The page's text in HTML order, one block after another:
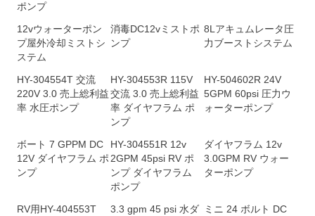
ポンプ
12vウォーターポン
プ屋外冷却ミストシ
ステム
消毒DC12vミストポ
ンプ
8Lアキュムレータ圧
力ブーストシステム
HY-304554T 交流
220V 3.0 売上総利益
率 水圧ポンプ
HY-304553R 115V
交流 3.0 売上総利益
率 ダイヤフラム ポ
ンプ
HY-504602R 24V
5GPM 60psi 圧力ウ
ォーターポンプ
ボート 7 GPPM DC
12V ダイヤフラム ポ
ンプ
HY-304551R 12v
2GPM 45psi RV ポ
ンプ ダイヤフラム
ポンプ
ダイヤフラム 12v
3.0GPM RV ウォー
ターポンプ
RV用HY-404553T
3.3 gpm 45 psi 水ダ
ミニ 24 ボルト DC